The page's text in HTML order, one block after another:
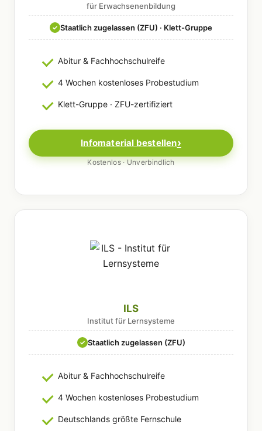
für Erwachsenenbildung
✓ Staatlich zugelassen (ZFU) · Klett-Gruppe
Abitur & Fachhochschulreife
4 Wochen kostenloses Probestudium
Klett-Gruppe · ZFU-zertifiziert
Infomaterial bestellen
Kostenlos · Unverbindlich
ILS
Institut für Lernsysteme
✓ Staatlich zugelassen (ZFU)
Abitur & Fachhochschulreife
4 Wochen kostenloses Probestudium
Deutschlands größte Fernschule